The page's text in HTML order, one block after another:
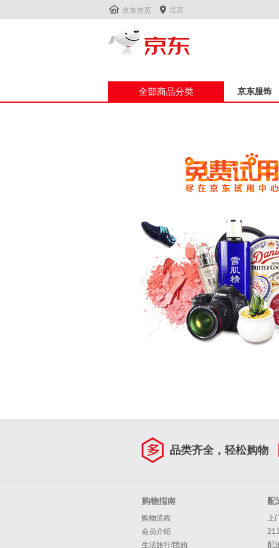
 京东首页  北京
全部商品分类 京东服饰
品类齐全，轻松购物
购物指南
购物流程
会员介绍
生活旅行/团购
配
上
配